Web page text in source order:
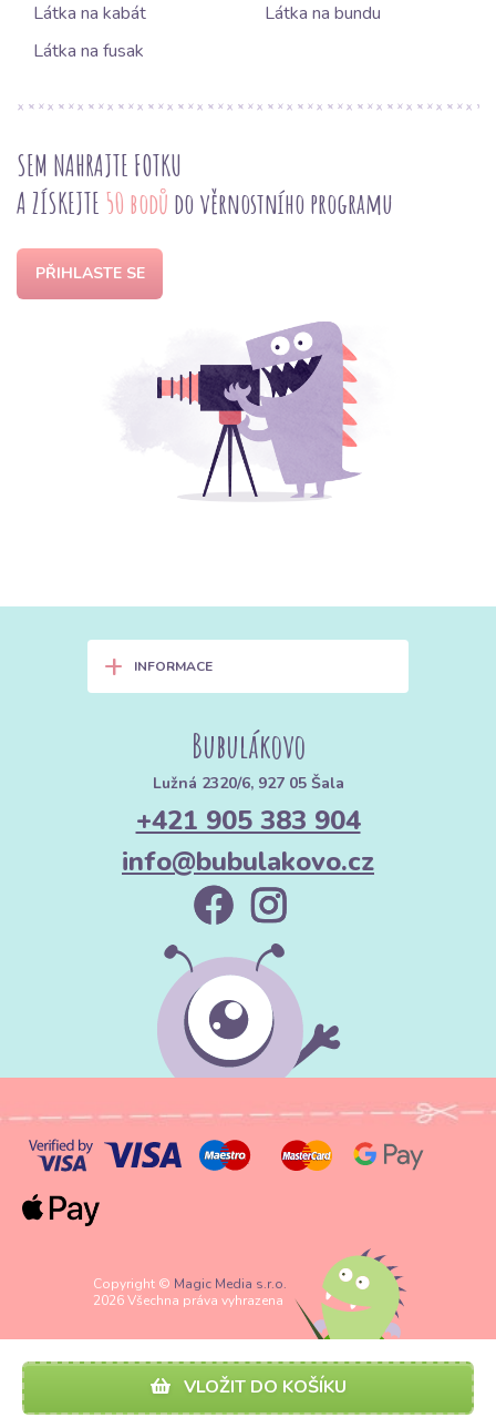
VLOŽIT DO KOŠÍKU
Látka na kabát
Látka na bundu
Látka na fusak
SEM NAHRAJTE FOTKU
A ZÍSKEJTE 50 bodů do věrnostního programu
PŘIHLASTE SE
+ INFORMACE
Bubulákovo
Lužná 2320/6, 927 05 Šala
+421 905 383 904
info@bubulakovo.cz
Copyright © Magic Media s.r.o.
2026 Všechna práva vyhrazena